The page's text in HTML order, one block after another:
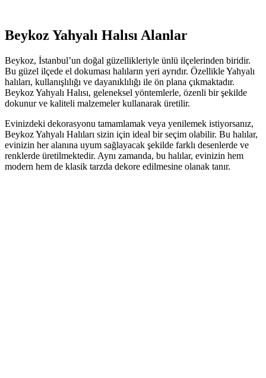
Beykoz Yahyalı Halısı Alanlar
Beykoz, İstanbul’un doğal güzellikleriyle ünlü ilçelerinden biridir.
Bu güzel ilçede el dokuması halıların yeri ayrıdır. Özellikle Yahyalı
halıları, kullanışlılığı ve dayanıklılığı ile ön plana çıkmaktadır.
Beykoz Yahyalı Halısı, geleneksel yöntemlerle, özenli bir şekilde
dokunur ve kaliteli malzemeler kullanarak üretilir.
Evinizdeki dekorasyonu tamamlamak veya yenilemek istiyorsanız,
Beykoz Yahyalı Halıları sizin için ideal bir seçim olabilir. Bu halılar,
evinizin her alanına uyum sağlayacak şekilde farklı desenlerde ve
renklerde üretilmektedir. Aynı zamanda, bu halılar, evinizin hem
modern hem de klasik tarzda dekore edilmesine olanak tanır.